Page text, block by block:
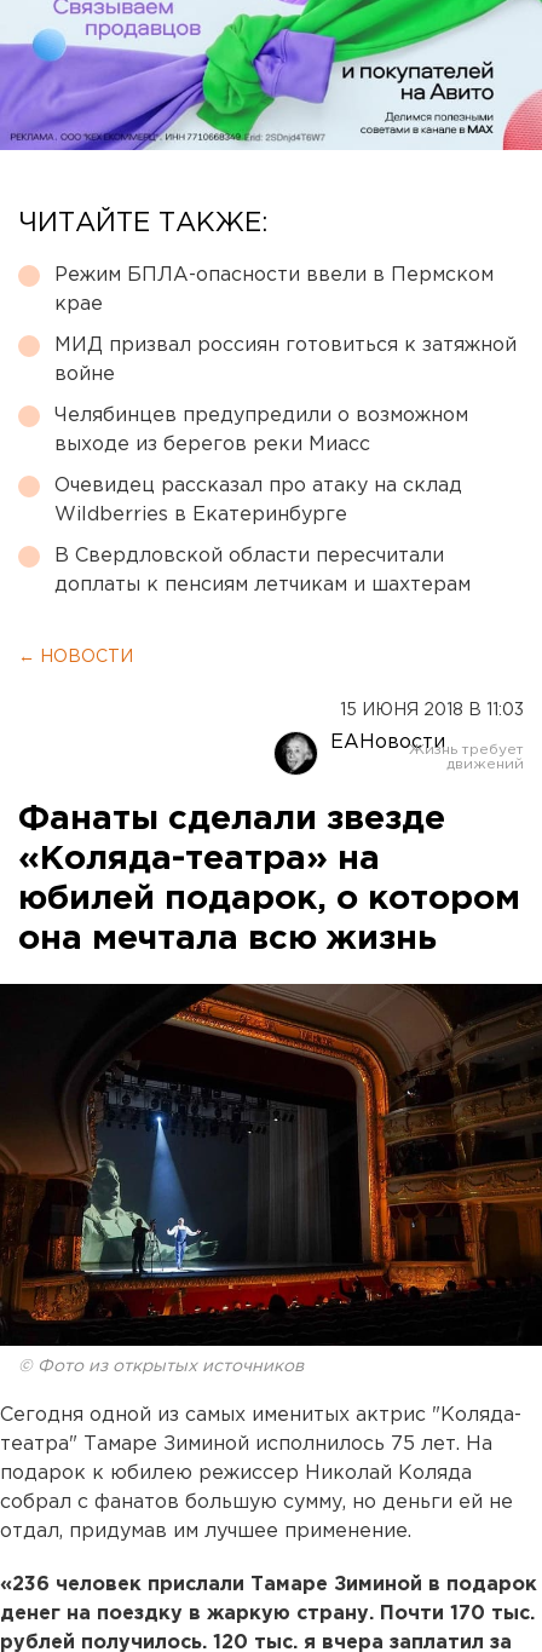
ЧИТАЙТЕ ТАКЖЕ:
Режим БПЛА-опасности ввели в Пермском
крае
МИД призвал россиян готовиться к затяжной
войне
Челябинцев предупредили о возможном
выходе из берегов реки Миасс
Очевидец рассказал про атаку на склад
Wildberries в Екатеринбурге
В Свердловской области пересчитали
доплаты к пенсиям летчикам и шахтерам
← НОВОСТИ
15 ИЮНЯ 2018 В 11:03
ЕАНовости
Фанаты сделали звезде
«Коляда-театра» на
юбилей подарок, о котором
она мечтала всю жизнь
© Фото из открытых источников
Сегодня одной из самых именитых актрис "Коляда-
театра" Тамаре Зиминой исполнилось 75 лет. На
подарок к юбилею режиссер Николай Коляда
собрал с фанатов большую сумму, но деньги ей не
отдал, придумав им лучшее применение.
«236 человек прислали Тамаре Зиминой в подарок
денег на поездку в жаркую страну. Почти 170 тыс.
рублей получилось. 120 тыс. я вчера заплатил за